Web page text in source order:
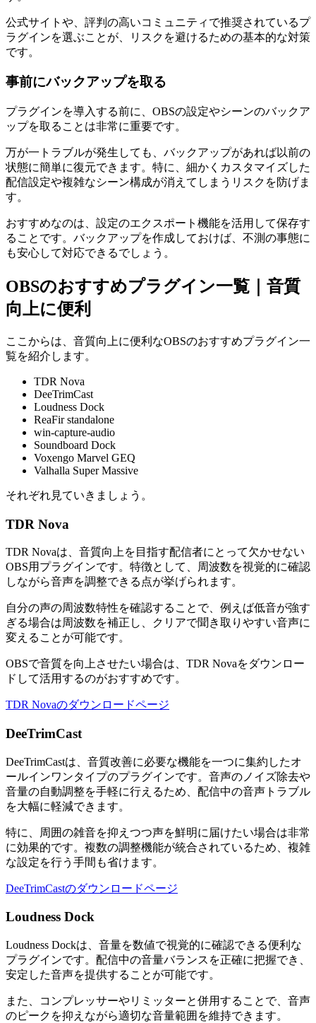
公式サイトや、評判の高いコミュニティで推奨されているプ
ラグインを選ぶことが、リスクを避けるための基本的な対策
です。
事前にバックアップを取る
プラグインを導入する前に、OBSの設定やシーンのバックア
ップを取ることは非常に重要です。
万が一トラブルが発生しても、バックアップがあれば以前の
状態に簡単に復元できます。特に、細かくカスタマイズした
配信設定や複雑なシーン構成が消えてしまうリスクを防げま
す。
おすすめなのは、設定のエクスポート機能を活用して保存す
ることです。バックアップを作成しておけば、不測の事態に
も安心して対応できるでしょう。
OBSのおすすめプラグイン一覧｜音質
向上に便利
ここからは、音質向上に便利なOBSのおすすめプラグイン一
覧を紹介します。
TDR Nova
DeeTrimCast
Loudness Dock
ReaFir standalone
win-capture-audio
Soundboard Dock
Voxengo Marvel GEQ
Valhalla Super Massive
それぞれ見ていきましょう。
TDR Nova
TDR Novaは、音質向上を目指す配信者にとって欠かせない
OBS用プラグインです。特徴として、周波数を視覚的に確認
しながら音声を調整できる点が挙げられます。
自分の声の周波数特性を確認することで、例えば低音が強す
ぎる場合は周波数を補正し、クリアで聞き取りやすい音声に
変えることが可能です。
OBSで音質を向上させたい場合は、TDR Novaをダウンロー
ドして活用するのがおすすめです。
TDR Novaのダウンロードページ
DeeTrimCast
DeeTrimCastは、音質改善に必要な機能を一つに集約したオ
ールインワンタイプのプラグインです。音声のノイズ除去や
音量の自動調整を手軽に行えるため、配信中の音声トラブル
を大幅に軽減できます。
特に、周囲の雑音を抑えつつ声を鮮明に届けたい場合は非常
に効果的です。複数の調整機能が統合されているため、複雑
な設定を行う手間も省けます。
DeeTrimCastのダウンロードページ
Loudness Dock
Loudness Dockは、音量を数値で視覚的に確認できる便利な
プラグインです。配信中の音量バランスを正確に把握でき、
安定した音声を提供することが可能です。
また、コンプレッサーやリミッターと併用することで、音声
のピークを抑えながら適切な音量範囲を維持できます。